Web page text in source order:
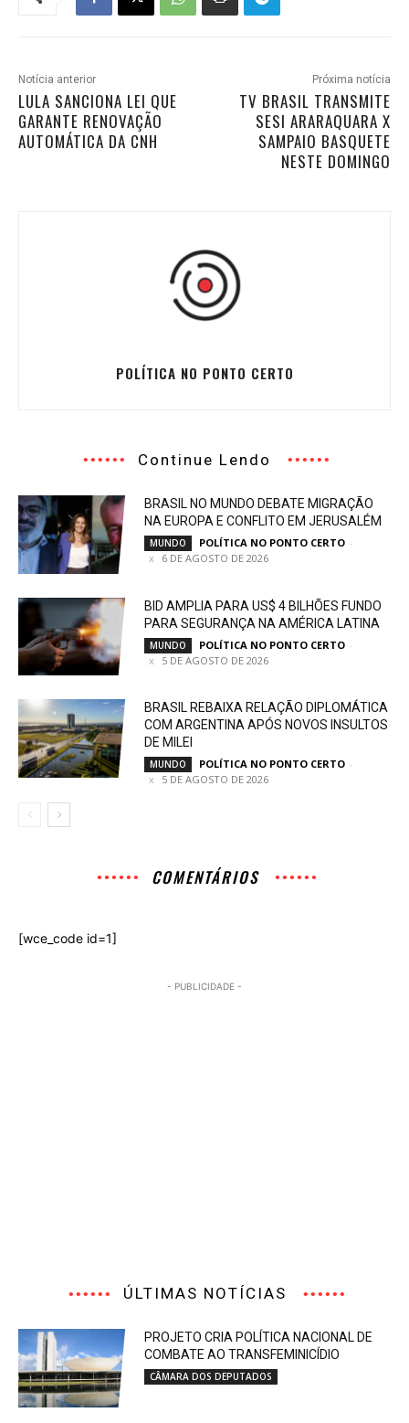
Notícia anterior
LULA SANCIONA LEI QUE
GARANTE RENOVAÇÃO
AUTOMÁTICA DA CNH
Próxima notícia
TV BRASIL TRANSMITE
SESI ARARAQUARA X
SAMPAIO BASQUETE
NESTE DOMINGO
POLÍTICA NO PONTO CERTO
Continue Lendo
BRASIL NO MUNDO DEBATE MIGRAÇÃO
NA EUROPA E CONFLITO EM JERUSALÉM
MUNDO POLÍTICA NO PONTO CERTO -
6 DE AGOSTO DE 2026
BID AMPLIA PARA US$ 4 BILHÕES FUNDO
PARA SEGURANÇA NA AMÉRICA LATINA
MUNDO POLÍTICA NO PONTO CERTO -
5 DE AGOSTO DE 2026
BRASIL REBAIXA RELAÇÃO DIPLOMÁTICA
COM ARGENTINA APÓS NOVOS INSULTOS
DE MILEI
MUNDO POLÍTICA NO PONTO CERTO -
5 DE AGOSTO DE 2026
COMENTÁRIOS
[wce_code id=1]
- PUBLICIDADE -
ÚLTIMAS NOTÍCIAS
PROJETO CRIA POLÍTICA NACIONAL DE
COMBATE AO TRANSFEMINICÍDIO
CÂMARA DOS DEPUTADOS